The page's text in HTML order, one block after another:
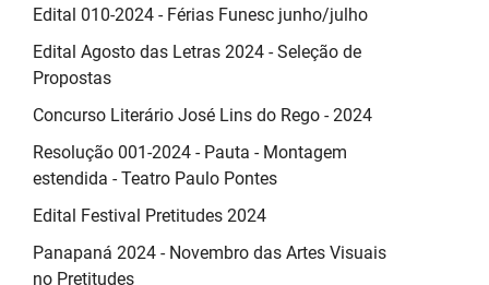
Edital 010-2024 - Férias Funesc junho/julho
Edital Agosto das Letras 2024 - Seleção de
Propostas
Concurso Literário José Lins do Rego - 2024
Resolução 001-2024 - Pauta - Montagem
estendida - Teatro Paulo Pontes
Edital Festival Pretitudes 2024
Panapaná 2024 - Novembro das Artes Visuais
no Pretitudes